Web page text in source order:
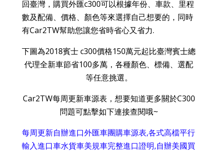
下圖為2018賓士 c300價格150萬元起比臺灣賓士總
代理全新車節省100多萬，各種顏色、標備、選配
等任意挑選。
Car2TW每周更新車源表，想要知道更多關於C300
問題可點擊如下連接查閱哦~
每周更新自辦進口外匯車團購車源表,各式高檔平行
輸入進口車水貨車美規車完整進口證明,自辦美國買